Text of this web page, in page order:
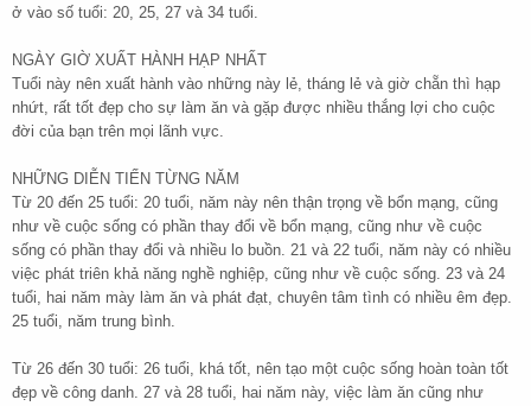
ở vào số tuổi: 20, 25, 27 và 34 tuổi.
NGÀY GIỜ XUẤT HÀNH HẠP NHẤT
Tuổi này nên xuất hành vào những này lẻ, tháng lẻ và giờ chẵn thì hạp
nhứt, rất tốt đẹp cho sự làm ăn và gặp được nhiều thắng lợi cho cuộc
đời của bạn trên mọi lãnh vực.
NHỮNG DIỄN TIẾN TỪNG NĂM
Từ 20 đến 25 tuổi: 20 tuổi, năm này nên thận trọng về bổn mạng, cũng
như về cuộc sống có phần thay đổi về bổn mạng, cũng như về cuộc
sống có phần thay đổi và nhiều lo buồn. 21 và 22 tuổi, năm này có nhiều
việc phát triên khả năng nghề nghiệp, cũng như về cuộc sống. 23 và 24
tuổi, hai năm mày làm ăn và phát đạt, chuyên tâm tình có nhiều êm đẹp.
25 tuổi, năm trung bình.
Từ 26 đến 30 tuổi: 26 tuổi, khá tốt, nên tạo một cuộc sống hoàn toàn tốt
đẹp về công danh. 27 và 28 tuổi, hai năm này, việc làm ăn cũng như